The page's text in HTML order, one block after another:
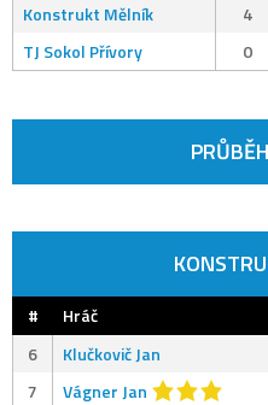
Konstrukt Mělník
4
TJ Sokol Přívory
0
# Hráč
6
Klučkovič Jan
7
Vágner Jan